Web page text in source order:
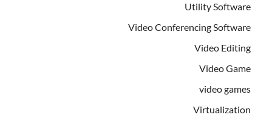
Utility Software
Video Conferencing Software
Video Editing
Video Game
video games
Virtualization